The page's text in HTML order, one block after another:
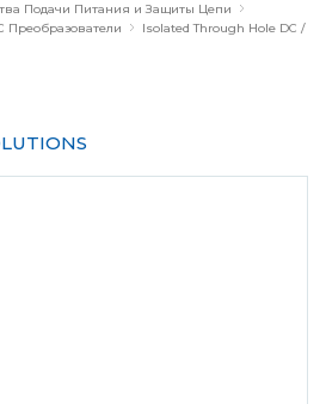
Подачи Питания и Защиты Цепи
Преобразователи
Isolated Through Hole DC /